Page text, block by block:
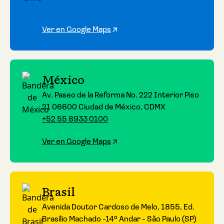
Ver en Google Maps
México
Av. Paseo de la Reforma No. 222 Interior Piso
21 06600 Ciudad de México, CDMX
+52 55 8933 0100
Ver en Google Maps
Brasil
Avenida Doutor Cardoso de Melo, 1855, Ed.
Brasílio Machado -14º Andar - São Paulo (SP)